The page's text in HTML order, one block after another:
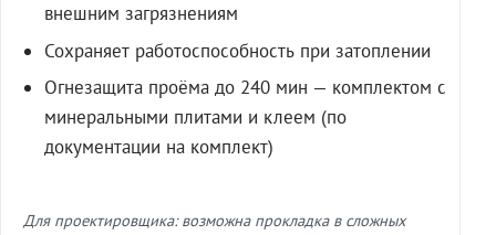
внешним загрязнениям
Сохраняет работоспособность при затоплении
Огнезащита проёма до 240 мин — комплектом с
минеральными плитами и клеем (по
документации на комплект)
Для проектировщика: возможна прокладка в сложных